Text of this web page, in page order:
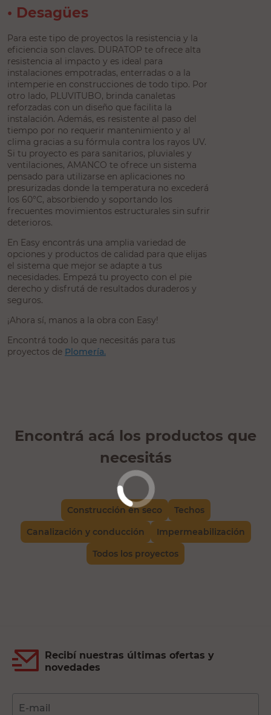
• Desagües
Para este tipo de proyectos la resistencia y la
eficiencia son claves. DURATOP te ofrece alta
resistencia al impacto y es ideal para
instalaciones empotradas, enterradas o a la
intemperie en construcciones de todo tipo. Por
otro lado, PLUVITUBO, brinda canaletas
reforzadas con un diseño que facilita la
instalación. Además, es resistente al paso del
tiempo por no requerir mantenimiento y al
clima gracias a su fórmula contra los rayos UV.
Si tu proyecto es para sanitarios, pluviales y
ventilaciones, AMANCO te ofrece un sistema
pensado para utilizarse en aplicaciones no
presurizadas donde la temperatura no excederá
los 60°C, absorbiendo y soportando los
frecuentes movimientos estructurales sin sufrir
deterioros.
En Easy encontrás una amplia variedad de
opciones y productos de calidad para que elijas
el sistema que mejor se adapte a tus
necesidades. Empezá tu proyecto con el pie
derecho y disfrutá de resultados duraderos y
seguros.
¡Ahora sí, manos a la obra con Easy!
Encontrá todo lo que necesitás para tus
proyectos de Plomería.
Encontrá acá los productos que
necesitás
Construcción en seco
Techos
Canalización y conducción
Impermeabilización
Todos los proyectos
Recibí nuestras últimas ofertas y
novedades
E-mail